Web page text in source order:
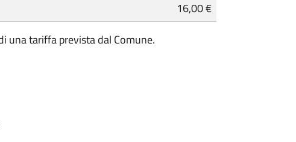
16,00 €
una tariffa prevista dal Comune.